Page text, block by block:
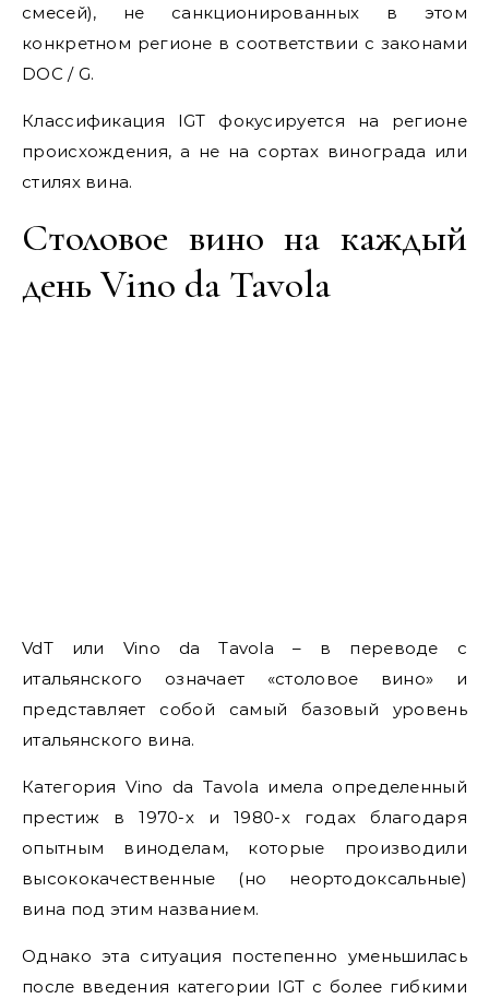
смесей), не санкционированных в этом
конкретном регионе в соответствии с законами
DOC / G.
Классификация IGT фокусируется на регионе
происхождения, а не на сортах винограда или
стилях вина.
Столовое вино на каждый
день Vino da Tavola
VdT или Vino da Tavola – в переводе с
итальянского означает «столовое вино» и
представляет собой самый базовый уровень
итальянского вина.
Категория Vino da Tavola имела определенный
престиж в 1970-х и 1980-х годах благодаря
опытным виноделам, которые производили
высококачественные (но неортодоксальные)
вина под этим названием.
Однако эта ситуация постепенно уменьшилась
после введения категории IGT с более гибкими